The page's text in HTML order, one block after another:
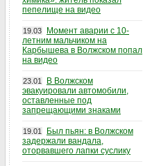
пепелище на видео
19.03
Момент аварии с 10-
летним мальчиком на
Карбышева в Волжском попал
на видео
23.01
В Волжском
эвакуировали автомобили,
оставленные под
запрещающими знаками
19.01
Был пьян: в Волжском
задержали вандала,
оторвавшего лапки суслику